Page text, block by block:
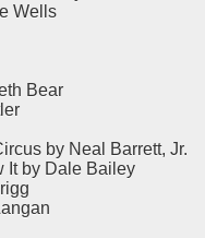
Wells
Bear
by Neal Barrett, Jr.
It by Dale Bailey